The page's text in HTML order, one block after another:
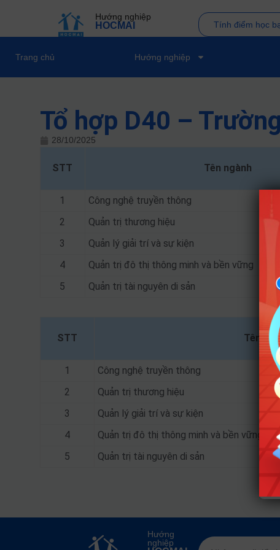
Hướng nghiệp
HOCMAI Tính điểm học
Trang chủ Hướng nghiệp
Tổ hợp D40 –
28/10/2025
STT Tên ngành
1
Công nghệ truyền thông
2
Quản trị thương hiệu
3
Quản lý giải trí và sự kiện
4
Quản trị đô thị thông minh và bền vững
5
Quản trị tài nguyên di sản
STT Tên
1
Công nghệ truyền thông
2
Quản trị thương hiệu
3
Quản lý giải trí và sự kiện
4
Quản trị đô thị thông minh và bền vững
5
Quản trị tài nguyên di sản
Hướng
nghiệp